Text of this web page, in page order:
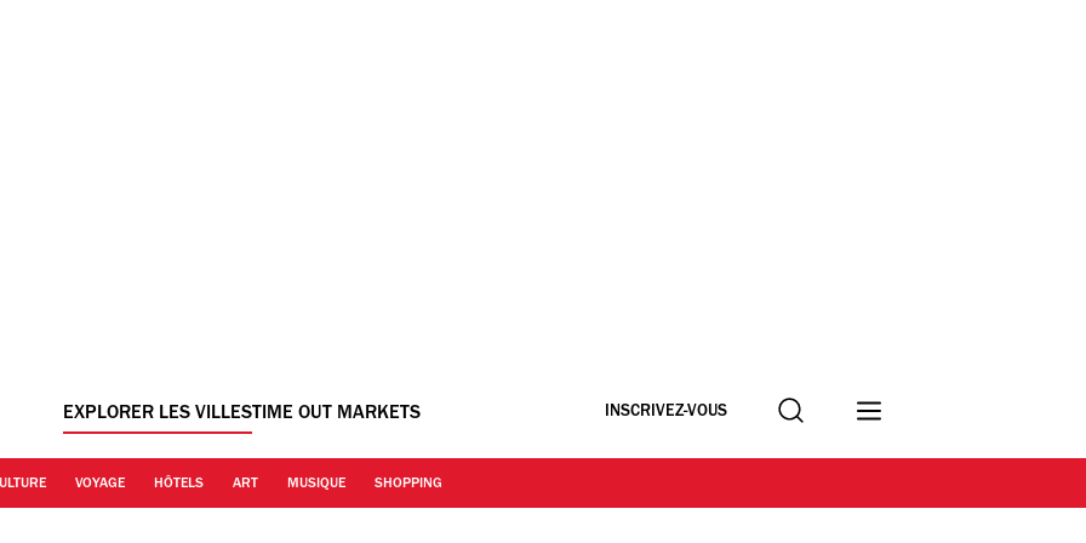
EXPLORER LES VILLESTIME OUT MARKETS INSCRIVEZ-VOUS Recherche
VOYAGE HÔTELS ART MUSIQUE SHOPPING